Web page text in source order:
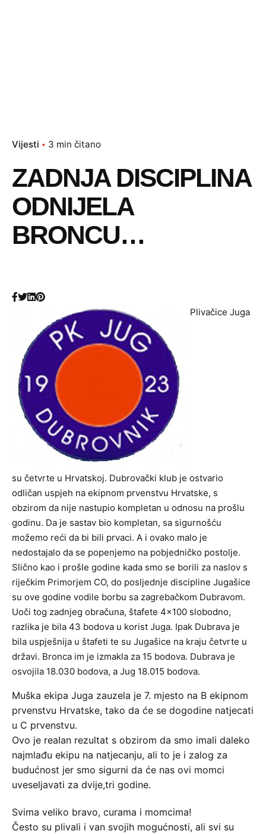
Vijesti 3 min čitano
ZADNJA DISCIPLINA
ODNIJELA
BRONCU…
Plivačice Juga
su četvrte u Hrvatskoj. Dubrovački klub je ostvario
odličan uspjeh na ekipnom prvenstvu Hrvatske, s
obzirom da nije nastupio kompletan u odnosu na prošlu
godinu. Da je sastav bio kompletan, sa sigurnošću
možemo reći da bi bili prvaci. A i ovako malo je
nedostajalo da se popenjemo na pobjedničko postolje.
Slično kao i prošle godine kada smo se borili za naslov s
riječkim Primorjem CO, do posljednje discipline Jugašice
su ove godine vodile borbu sa zagrebačkom Dubravom.
Uoči tog zadnjeg obračuna, štafete 4×100 slobodno,
razlika je bila 43 bodova u korist Juga. Ipak Dubrava je
bila uspješnija u štafeti te su Jugašice na kraju četvrte u
državi. Bronca im je izmakla za 15 bodova. Dubrava je
osvojila 18.030 bodova, a Jug 18.015 bodova.
Muška ekipa Juga zauzela je 7. mjesto na B ekipnom
prvenstvu Hrvatske, tako da će se dogodine natjecati
u C prvenstvu.
Ovo je realan rezultat s obzirom da smo imali daleko
najmlađu ekipu na natjecanju, ali to je i zalog za
budućnost jer smo sigurni da će nas ovi momci
uveseljavati za dvije,tri godine.
Svima veliko bravo, curama i momcima!
Često su plivali i van svojih mogućnosti, ali svi su